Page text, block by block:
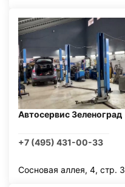
Автосервис Зеленоград
+7 (495) 431-00-33
Сосновая аллея, 4, стр. 3